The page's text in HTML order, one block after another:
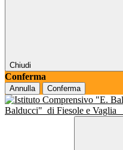
Chiudi
Conferma
Annulla Conferma
Balducci" di Fiesole e Vaglia